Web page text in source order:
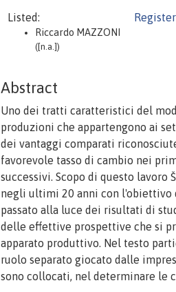
Listed:
Riccardo MAZZONI
([n.a.])
Abstract
Uno dei tratti caratteristici del
produzioni che appartengono ai
dei vantaggi comparati
favorevole tasso di cambio nei
successivi. Scopo di questo
negli ultimi 20 anni con l'obiettivo
passato alla luce dei risultati di
delle effettive prospettive che si
apparato produttivo. Nel testo
ruolo separato giocato dalle
sono collocati, nel determinare